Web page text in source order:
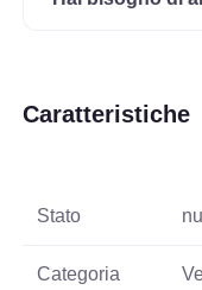
Caratteristiche
Stato
Categoria